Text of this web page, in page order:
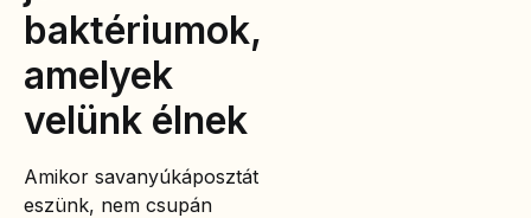
baktériumok,
amelyek
velünk élnek
Amikor savanyúkáposztát
eszünk, nem csupán